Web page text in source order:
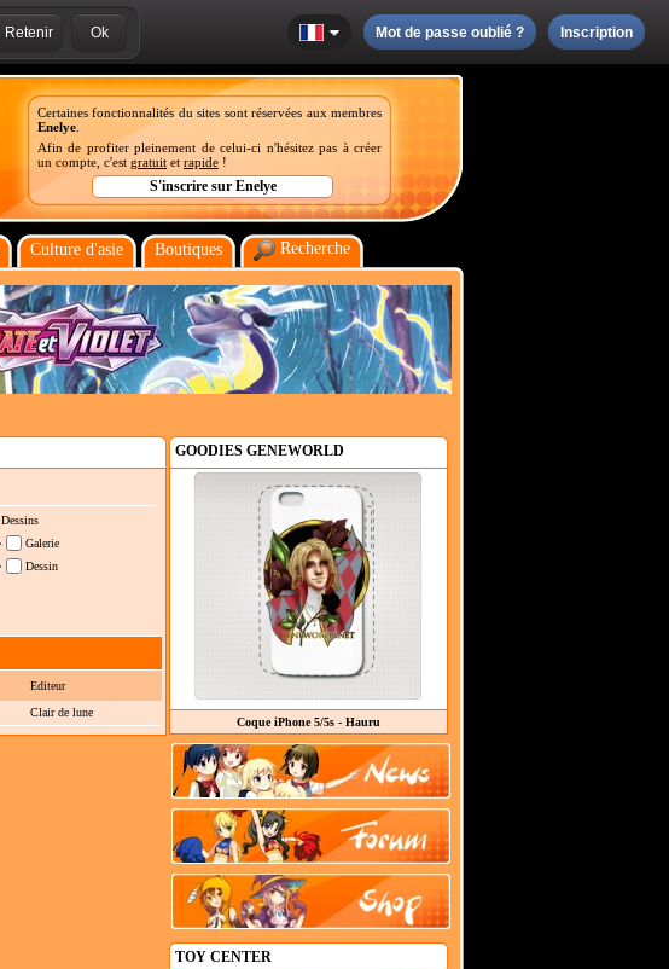
Retenir Mot de passe oublié ? Inscription
Certaines fonctionnalités du sites sont réservées aux membres
Enelye
Afin de profiter pleinement de celui-ci n'hésitez pas à créer
un compte, c'est gratuit et rapide !
Culture d'asie Boutiques Recherche
Dessins
Galerie
Dessin
Editeur
Clair de lune
GOODIES GENEWORLD
Coque iPhone 5/5s - Hauru
TOY CENTER